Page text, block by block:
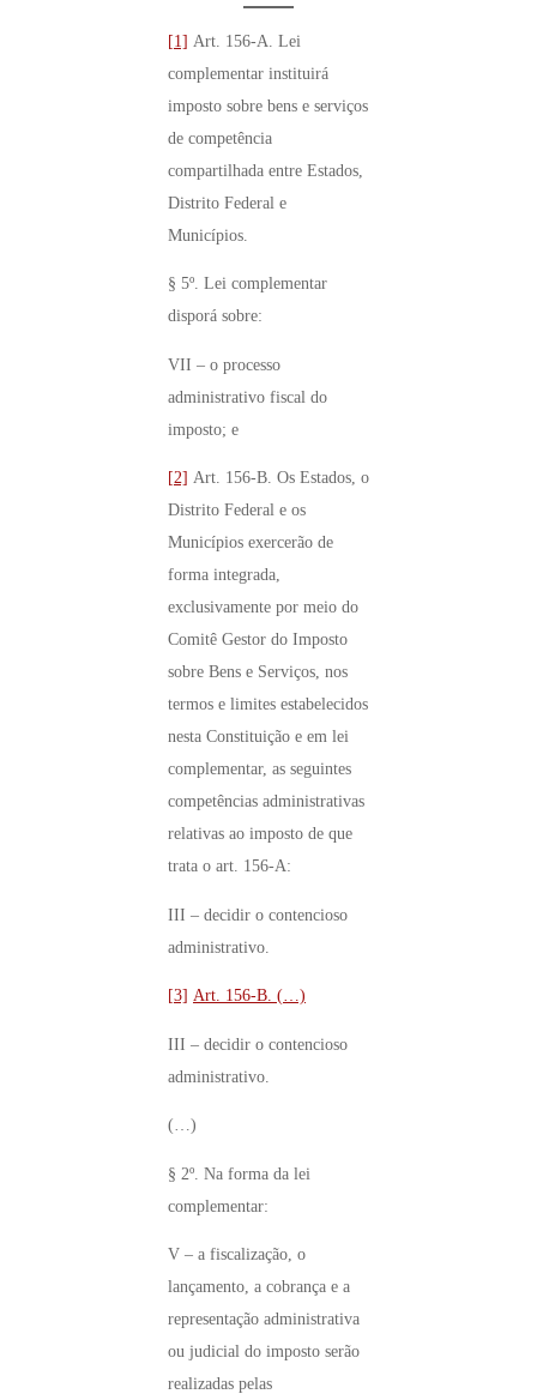
[1] Art. 156-A. Lei
complementar instituirá
imposto sobre bens e serviços
de competência
compartilhada entre Estados,
Distrito Federal e
Municípios.
§ 5º. Lei complementar
disporá sobre:
VII – o processo
administrativo fiscal do
imposto; e
[2] Art. 156-B. Os Estados, o
Distrito Federal e os
Municípios exercerão de
forma integrada,
exclusivamente por meio do
Comitê Gestor do Imposto
sobre Bens e Serviços, nos
termos e limites estabelecidos
nesta Constituição e em lei
complementar, as seguintes
competências administrativas
relativas ao imposto de que
trata o art. 156-A:
III – decidir o contencioso
administrativo.
[3] Art. 156-B. (…)
III – decidir o contencioso
administrativo.
(…)
§ 2º. Na forma da lei
complementar:
V – a fiscalização, o
lançamento, a cobrança e a
representação administrativa
ou judicial do imposto serão
realizadas pelas